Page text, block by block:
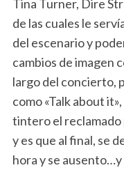
Tina Turner, Dire
de las cuales le
del escenario y
cambios de imagen
largo del concierto,
como «Talk about
tintero el reclamado
y es que al final, se
hora y se